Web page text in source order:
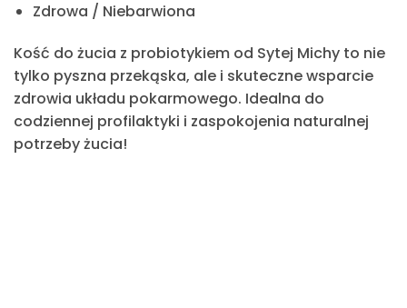
Zdrowa / Niebarwiona
Kość do żucia z probiotykiem od Sytej Michy to nie
tylko pyszna przekąska, ale i skuteczne wsparcie
zdrowia układu pokarmowego. Idealna do
codziennej profilaktyki i zaspokojenia naturalnej
potrzeby żucia!